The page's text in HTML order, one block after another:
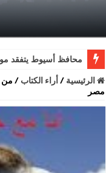
محافظ أسيوط يتفقد
الرئيسية /أراء الكتاب / من
مصر